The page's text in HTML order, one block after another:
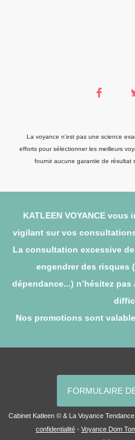
La voyance n'est pas une science
efforts pour sélectionner les meilleurs
fournir aucune garantie de résultat
KATLEEN VOYANCE
vigilant sur vos
La consultation excessive
engendrer des risques
dépendance...) n’hésitez
Nos promotions sont
FORMULAIRE
Cabinet Katleen © & La Voyance
confidentialité - Voyance Dom